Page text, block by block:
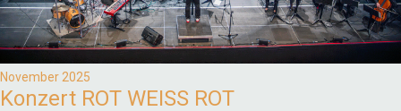
November 2025
Konzert ROT WEISS ROT